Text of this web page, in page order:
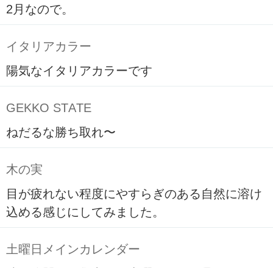
2月なので。
イタリアカラー
陽気なイタリアカラーです
GEKKO STATE
ねだるな勝ち取れ〜
木の実
目が疲れない程度にやすらぎのある自然に溶け
込める感じにしてみました。
土曜日メインカレンダー